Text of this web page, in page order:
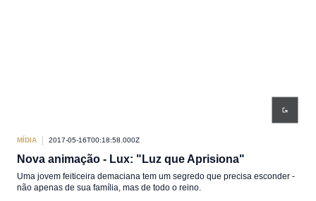
MÍDIA 2017-05-16T00:18:58.000Z
Nova animação - Lux: "Luz que Aprisiona"
Uma jovem feiticeira demaciana tem um segredo que precisa esconder -
não apenas de sua família, mas de todo o reino.